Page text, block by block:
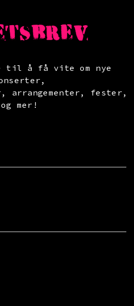
til å få vite om nye
arrangementer, fester,
og mer!